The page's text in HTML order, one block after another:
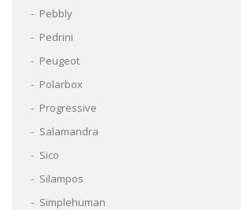
Pebbly
Pedrini
Peugeot
Polarbox
Progressive
Salamandra
Sico
Silampos
Simplehuman